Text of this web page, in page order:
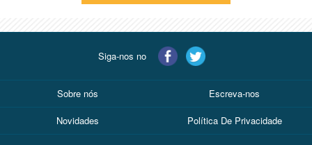
Siga-nos no
Sobre nós Escreva-nos
Novidades Política De Privacidade